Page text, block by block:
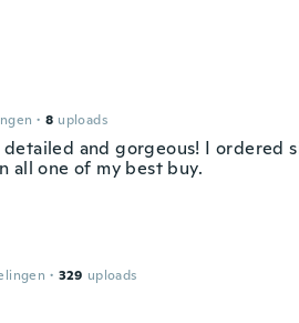
· 8 uploads
and gorgeous! I ordered
all one of my best buy.
· 329 uploads